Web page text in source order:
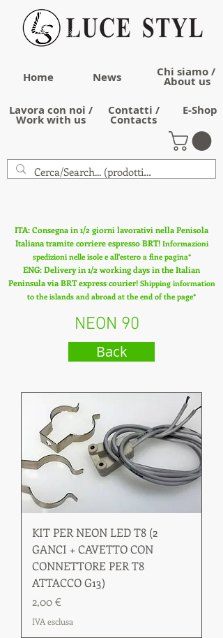
Home News Chi siamo /
About us
Lavora con noi /
Work with us
Contatti /
Contacts
E-Shop
ITA: Consegna in 1/2 giorni lavorativi nella Penisola
Italiana tramite corriere espresso BRT! Informazioni
spedizioni nelle isole e all'estero a fine pagina*
ENG: Delivery in 1/2 working days in the Italian
Peninsula via BRT express courier! Shipping information
to the islands and abroad at the end of the page*
NEON 90
Back
KIT PER NEON LED T8 (2
GANCI + CAVETTO CON
CONNETTORE PER T8
ATTACCO G13)
Prezzo
2,00 €
IVA esclusa